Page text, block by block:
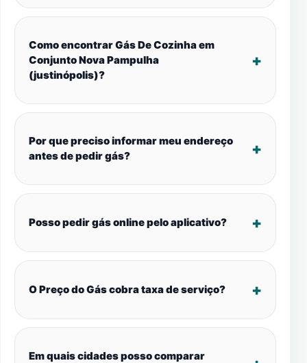
Como encontrar Gás De Cozinha em
Conjunto Nova Pampulha
(justinópolis)?
Por que preciso informar meu endereço
antes de pedir gás?
Posso pedir gás online pelo aplicativo?
O Preço do Gás cobra taxa de serviço?
Em quais cidades posso comparar